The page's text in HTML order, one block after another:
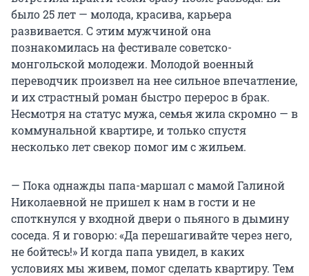
было 25 лет — молода, красива, карьера
развивается. С этим мужчиной она
познакомилась на фестивале советско-
монгольской молодежи. Молодой военный
переводчик произвел на нее сильное впечатление,
и их страстный роман быстро перерос в брак.
Несмотря на статус мужа, семья жила скромно — в
коммунальной квартире, и только спустя
несколько лет свекор помог им с жильем.
— Пока однажды папа-маршал с мамой Галиной
Николаевной не пришел к нам в гости и не
споткнулся у входной двери о пьяного в дымину
соседа. Я и говорю: «Да перешагивайте через него,
не бойтесь!» И когда папа увидел, в каких
условиях мы живем, помог сделать квартиру. Тем